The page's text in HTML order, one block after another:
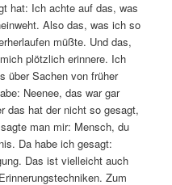
hat: Ich achte auf das, was
Also das, was ich so
müßte. Und das,
plötzlich erinnere. Ich
über Sachen von früher
Neenee, das war gar
das hat der nicht so gesagt,
man mir: Mensch, du
Da habe ich gesagt:
Das ist vielleicht auch
Zum